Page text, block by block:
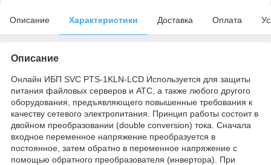
Описание Характеристики Доставка Оплата
Описание
Онлайн ИБП SVC PTS-1KLN-LCD Используется для защиты
питания файловых серверов и АТС, а также любого другого
оборудования, предъявляющего повышенные требования к
качеству сетевого электропитания. Принцип работы состоит в
двойном преобразовании (double conversion) тока. Сначала
входное переменное напряжение преобразуется в
постоянное, затем обратно в переменное напряжение с
помощью обратного преобразователя (инвертора). При